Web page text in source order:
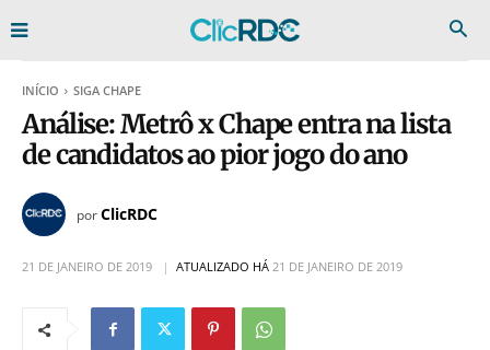
INÍCIO SIGA CHAPE
Análise: Metrô x Chape entra na lista
de candidatos ao pior jogo do ano
porClicRDC
21 DE JANEIRO DE 2019 ATUALIZADO HÁ 21 DE JANEIRO DE 2019